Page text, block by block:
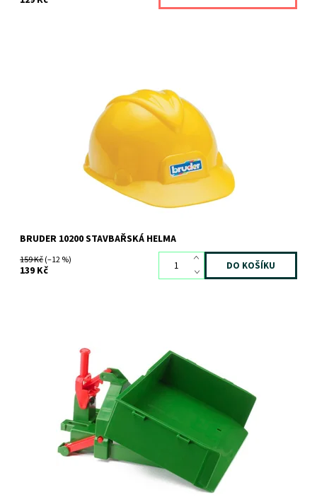
BRUDER 10200 stavbařská přilba
Skladem
3 ks
249
BRUDER
BRUDER 10200 STAVBAŘSKÁ HELMA
159 Kč(–12 %)
139 Kč
Plošina za traktor
Skladem>3 ks
1395
BRUDER